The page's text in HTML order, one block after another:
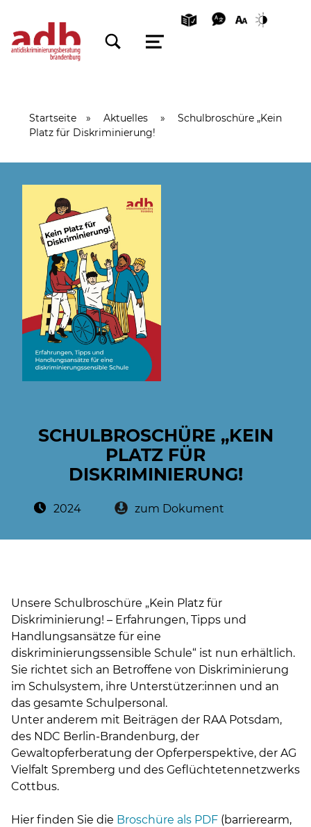
TOGGLE SEARCH FORM MODAL BOX
MENU
Startseite » Aktuelles »
Schulbroschüre „Kein
Platz für Diskriminierung!
SCHULBROSCHÜRE „KEIN
PLATZ FÜR
DISKRIMINIERUNG!
Posted on:
2024 zum Dokument
Unsere Schulbroschüre „Kein Platz für
Diskriminierung! – Erfahrungen, Tipps und
Handlungsansätze für eine
diskriminierungssensible Schule“ ist nun erhältlich.
Sie richtet sich an Betroffene von Diskriminierung
im Schulsystem, ihre Unterstützer:innen und an
das gesamte Schulpersonal.
Unter anderem mit Beiträgen der RAA Potsdam,
des NDC Berlin-Brandenburg, der
Gewaltopferberatung der Opferperspektive, der AG
Vielfalt Spremberg und des Geflüchtetennetzwerks
Cottbus.
Hier finden Sie die Broschüre als PDF (barrierearm,